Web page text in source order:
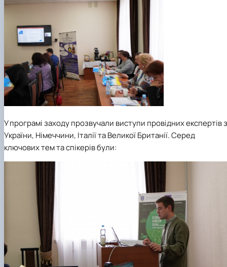
У програмі заходу прозвучали виступи провідних експертів з
України, Німеччини, Італії та Великої Британії. Серед
ключових тем та спікерів були: